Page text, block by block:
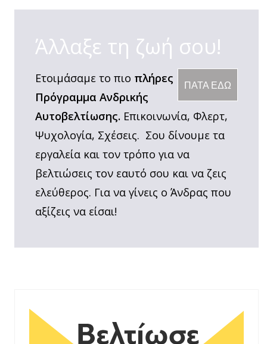
Άλλαξε τη ζωή σου!
ΠΑΤΑ ΕΔΩ
Ετοιμάσαμε το πιο πλήρες
Πρόγραμμα Ανδρικής
Αυτοβελτίωσης. Επικοινωνία, Φλερτ,
Ψυχολογία, Σχέσεις. Σου δίνουμε τα
εργαλεία και τον τρόπο για να
βελτιώσεις τον εαυτό σου και να ζεις
ελεύθερος. Για να γίνεις ο Άνδρας που
αξίζεις να είσαι!